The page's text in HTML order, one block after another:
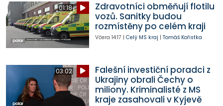
01:18
Zdravotníci obměňují flotilu
vozů. Sanitky budou
rozmístěny po celém kraji
Včera 14:17 | Celý MS kraj | Tomáš Kořistka
03:02
Falešní investiční poradci z
Ukrajiny obrali Čechy o
miliony. Kriminalisté z MS
kraje zasahovali v Kyjevě